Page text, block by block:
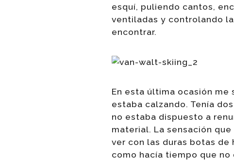
esquí, puliendo cantos,
ventiladas y controlando
encontrar.
En esta última ocasión
estaba calzando. Tenía
no estaba dispuesto a
material. La sensación
ver con las duras botas de
como hacía tiempo que no